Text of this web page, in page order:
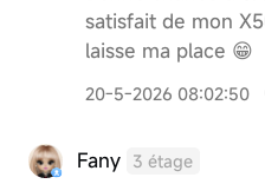
satisfait de mon
laisse ma place 😁
20-5-2026 08:02:50
Fany 3 étage